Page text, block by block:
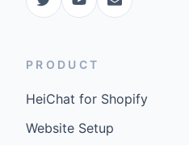
PRODUCT
HeiChat for Shopify
Website Setup